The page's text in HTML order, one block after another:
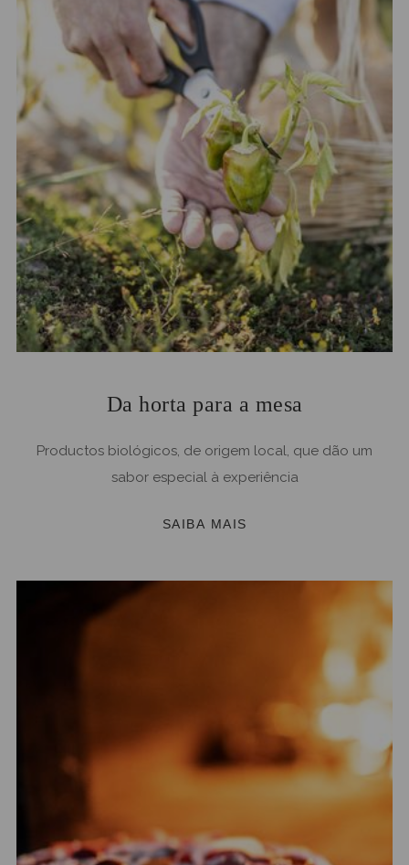
Da horta para a mesa
Productos biológicos, de origem local, que dão um
sabor especial à experiência
SAIBA MAIS